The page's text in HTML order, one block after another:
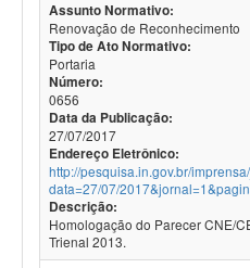
Assunto Normativo:
Renovação de Reconhecimento
Tipo de Ato Normativo:
Portaria
Número:
0656
Data da Publicação:
27/07/2017
Endereço Eletrônico:
http://pesquisa.in.gov.br/
data=27/07/
Descrição:
Homologação do Parecer CNE/
Trienal 2013.